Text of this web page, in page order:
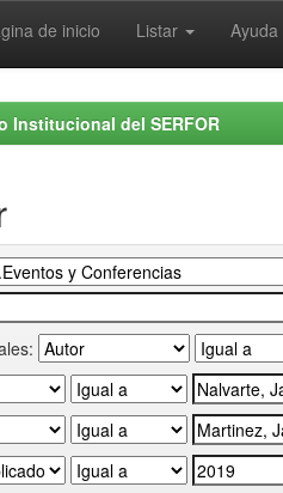
de inicio Listar Ayuda
Institucional del SERFOR